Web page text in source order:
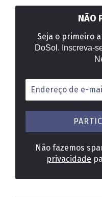
NÃO
Seja o primeiro
DoSol. Inscreva-
Endereço
de
e-
mail
Não fazemos
privacidade